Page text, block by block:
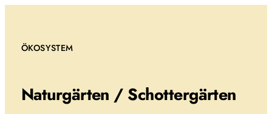
ÖKOSYSTEM
Naturgärten / Schottergärten